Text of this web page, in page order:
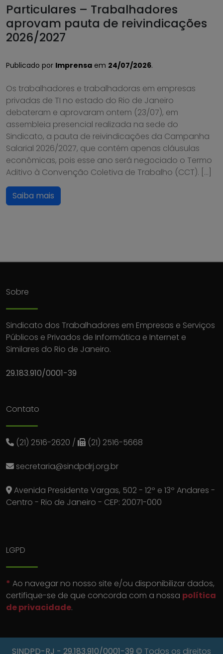
Particulares – Trabalhadores
aprovam pauta de reivindicações
2026/2027
Publicado por Imprensa em 24/07/2026.
Os trabalhadores e trabalhadoras em empresas
privadas de TI no estado do Rio de Janeiro
debateram e aprovaram ontem (23/07), em
assembleia presencial realizada na sede do
Sindicato, a pauta de reivindicações da Campanha
Salarial 2026/2027, que contém apenas cláusulas
econômicas, pois esse ano será negociado o Termo
Aditivo à Convenção Coletiva de Trabalho (CCT). […]
Saiba mais
Sobre
Sindicato dos Trabalhadores em Empresas e Serviços
Públicos e Privados de Informática e Internet e
Similares do Rio de Janeiro.
29.183.910/0001-39
Contato
(21) 2516-2620 / (21) 2516-5668
secretaria@sindpdrj.org.br
Avenida Presidente Vargas, 502 - 12º e 13º Andares -
Centro - Rio de Janeiro - CEP: 20071-000
LGPD
* Ao navegar no nosso site e/ou disponibilizar dados,
certifique-se de que concorda com a nossa política
de privacidade.
SINDPD-RJ - 29.183.910/0001-39 © Todos os direitos